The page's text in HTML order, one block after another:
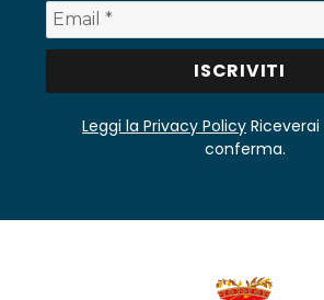
Leggi la Privacy Policy
conferma.